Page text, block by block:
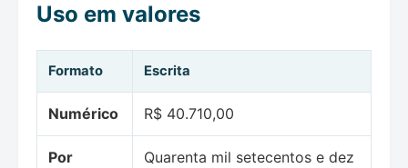
Uso em valores
Formato Escrita
Numérico R$ 40.710,00
Por
Quarenta mil setecentos e dez